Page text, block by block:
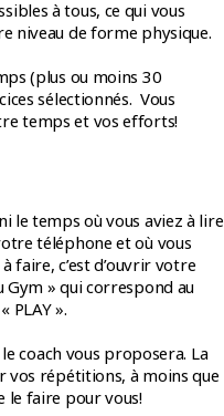
à tous, ce qui vous
niveau de forme physique.
(plus ou moins 30
sélectionnés. Vous
temps et vos efforts!
le temps où vous aviez à lire
téléphone et où vous
faire, c’est d’ouvrir votre
Gym » qui correspond au
PLAY ».
coach vous proposera. La
vos répétitions, à moins que
le faire pour vous!